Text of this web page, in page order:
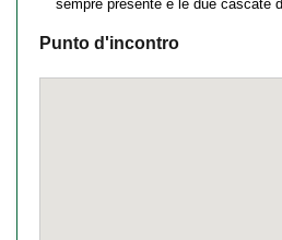
sempre presente e le due cascate
Punto d'incontro